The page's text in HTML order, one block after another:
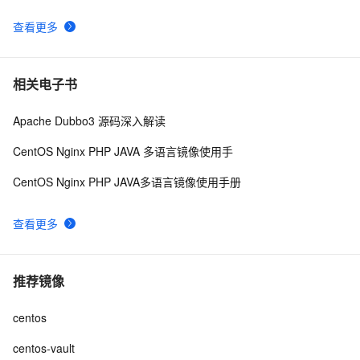
WebGIS系统的公网发布
查看更多
相关电子书
查看更多
Apache Dubbo3 源码深入解读
CentOS Nginx PHP JAVA 多语言镜像使用手
CentOS Nginx PHP JAVA多语言镜像使用手册
推荐镜像
centos
centos-vault